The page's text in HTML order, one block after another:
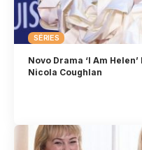
SÉRIES
Novo Drama ‘I Am
Nicola Coughlan